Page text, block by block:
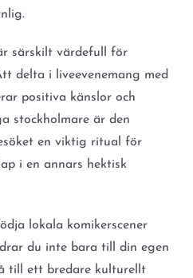
särskilt värdefull för
delta i liveevenemang med
positiva känslor och
stockholmare är den
en viktig ritual för
i en annars hektisk
lokala komikerscener
du inte bara till din egen
till ett bredare kulturellt